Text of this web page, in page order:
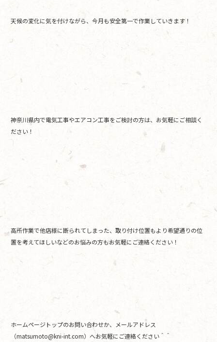
天候の変化に気を付けながら、今月も安全第一で作業していきます！
神奈川県内で電気工事やエアコン工事をご検討の方は、お気軽にご相談く
ださい！
高所作業で他店様に断られてしまった、取り付け位置もより希望通りの位
置を考えてほしいなどのお悩みの方もお気軽にご連絡ください！
ホームページトップのお問い合わせか、メールアドレス
（matsumoto@kni-int.com）へお気軽にご連絡ください＾＾